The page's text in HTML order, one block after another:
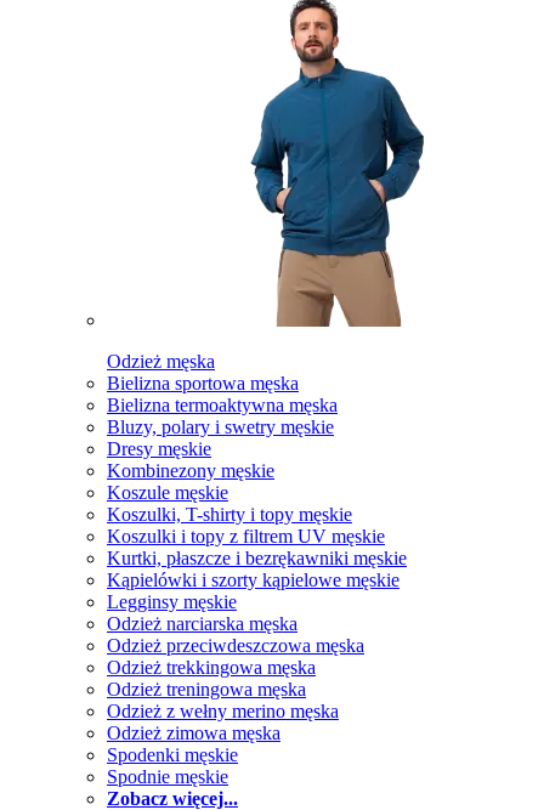
Odzież męska
Bielizna sportowa męska
Bielizna termoaktywna męska
Bluzy, polary i swetry męskie
Dresy męskie
Kombinezony męskie
Koszule męskie
Koszulki, T-shirty i topy męskie
Koszulki i topy z filtrem UV męskie
Kurtki, płaszcze i bezrękawniki męskie
Kąpielówki i szorty kąpielowe męskie
Legginsy męskie
Odzież narciarska męska
Odzież przeciwdeszczowa męska
Odzież trekkingowa męska
Odzież treningowa męska
Odzież z wełny merino męska
Odzież zimowa męska
Spodenki męskie
Spodnie męskie
Zobacz więcej...